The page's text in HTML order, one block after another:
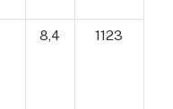
8,4 1123